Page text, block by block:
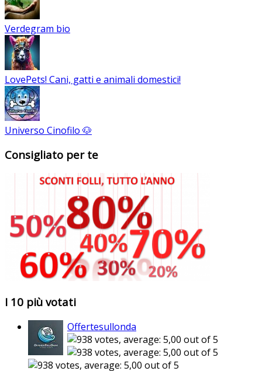
Verdegram bio
LovePets! Cani, gatti e animali domestici!
Universo Cinofilo 🐶
Consigliato per te
I 10 più votati
Offertesullonda